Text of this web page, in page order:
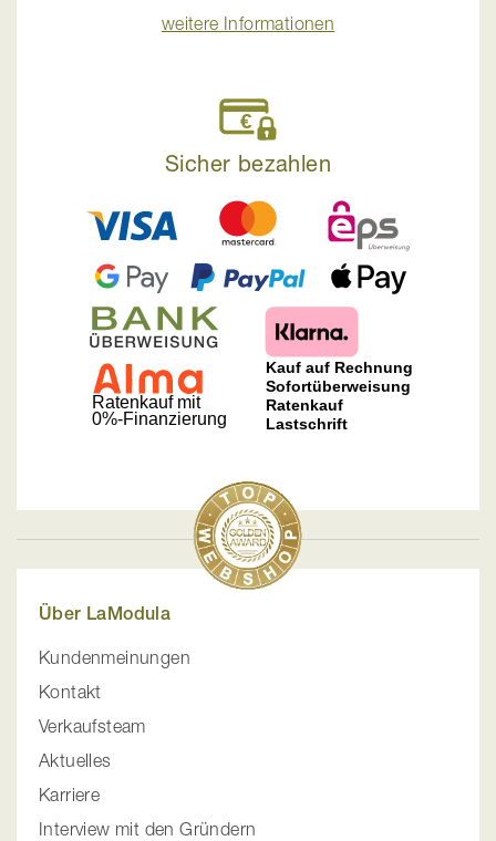
weitere Informationen
Sicher bezahlen
Über LaModula
Kundenmeinungen
Kontakt
Verkaufsteam
Aktuelles
Karriere
Interview mit den Gründern